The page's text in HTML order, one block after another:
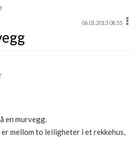
mangler
06.01.2013 08.55
en murvegg.
mellom to leiligheter i et rekkehus,